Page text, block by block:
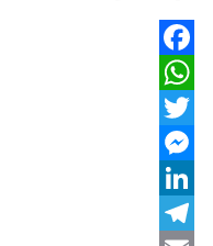
Facebook
WhatsApp
Twitter
Messenger
LinkedIn